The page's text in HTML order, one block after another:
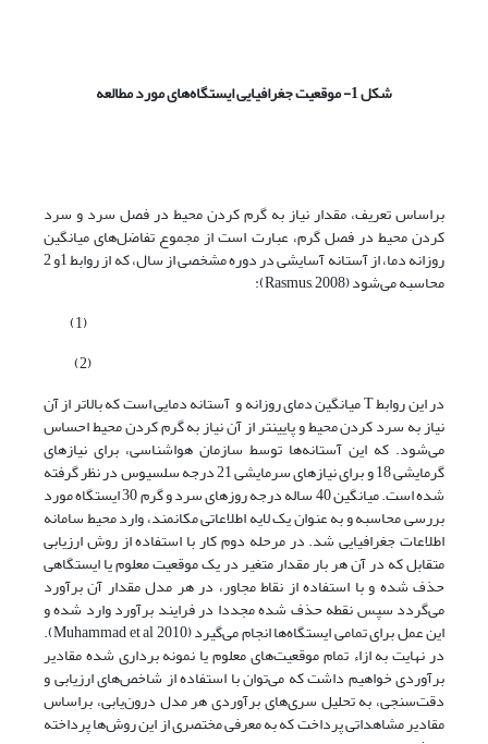
شکل 1- موقعیت جغرافیایی ایستگاه‌های مورد مطالعه
براساس تعریف، مقدار نیاز به گرم کردن محیط در فصل سرد و سرد
کردن محیط در فصل گرم، عبارت است از مجموع تفاضل‌های میانگین
روزانه دما، از آستانه آسایشی در دوره مشخصی از سال، که از روابط 1و 2
محاسبه می‌شود (Rasmus, 2008):
(1)
(2)
در این روابط T میانگین دمای روزانه و آستانه دمایی است که بالاتر از آن
نیاز به سرد کردن محیط و پایینتر از آن نیاز به گرم کردن محیط احساس
می‌شود. که این آستانه‌ها توسط سازمان هواشناسی، برای نیازهای
گرمایشی 18 و برای نیازهای سرمایشی 21 درجه سلسیوس در نظر گرفته
شده است. میانگین 40 ساله درجه روزهای سرد و گرم 30 ایستگاه مورد
بررسی محاسبه و به عنوان یک لایه اطلاعاتی مکانمند، وارد محیط سامانه
اطلاعات جغرافیایی شد. در مرحله دوم کار با استفاده از روش ارزیابی
متقابل که در آن هر بار مقدار متغیر در یک موقعیت معلوم یا ایستگاهی
حذف شده و با استفاده از نقاط مجاور، در هر مدل مقدار آن برآورد
می‌گردد سپس نقطه حذف شده مجددا در فرایند برآورد وارد شده و
این عمل برای تمامی ایستگاه‌ها انجام می‌گیرد (Muhammad et al 2010).
در نهایت به ازاء تمام موقعیت‌های معلوم یا نمونه برداری شده مقادیر
برآوردی خواهیم داشت که می‌توان با استفاده از شاخص‌های ارزیابی و
دقت‌سنجی، به تحلیل سری‌های برآوردی هر مدل درون‌یابی، براساس
مقادیر مشاهداتی پرداخت که به معرفی مختصری از این روش‌ها پرداخته